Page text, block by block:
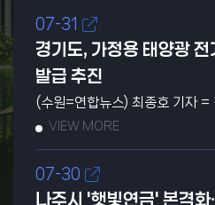
07-31
경기도, 가정용 태양광
발급 추진
(수원=연합뉴스) 최종호 기자 =
생산한 태양광 전기에도 기업의
이러한 내용의 '자가설비 인증제
위한 업무협약'을 체결할 예정이다. 자가설비 인증제는 집
VIEW MORE
07-30
나주시 '햇빛연금' 본격